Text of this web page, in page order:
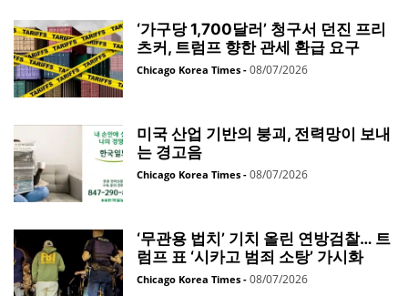
‘가구당 1,700달러’ 청구서 던진 프리
츠커, 트럼프 향한 관세 환급 요구
Chicago Korea Times - 08/07/2026
미국 산업 기반의 붕괴, 전력망이 보내
는 경고음
Chicago Korea Times - 08/07/2026
‘무관용 법치’ 기치 올린 연방검찰… 트
럼프 표 ‘시카고 범죄 소탕’ 가시화
Chicago Korea Times - 08/07/2026